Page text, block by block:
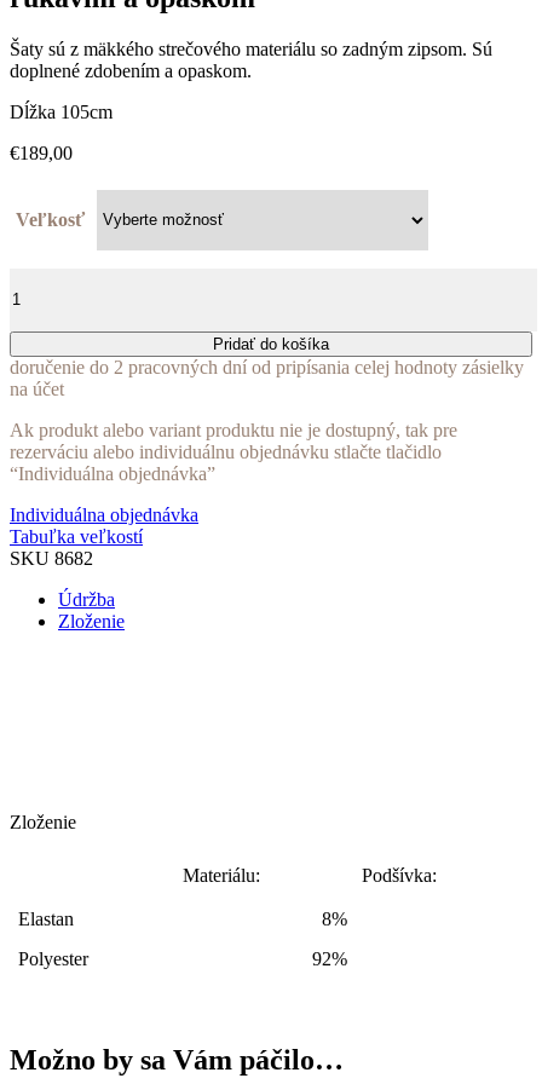
Šaty sú z mäkkého strečového materiálu so zadným zipsom. Sú
doplnené zdobením a opaskom.
Dĺžka 105cm
€189,00
Veľkosť
Šaty
so
šifonovými
a
opaskom
Pridať do košíka
doručenie do 2 pracovných dní od pripísania celej hodnoty zásielky
na účet
Ak produkt alebo variant produktu nie je dostupný, tak pre
rezerváciu alebo individuálnu objednávku stlačte tlačidlo
“Individuálna objednávka”
Individuálna objednávka
Tabuľka veľkostí
SKU 8682
Údržba
Zloženie
Zloženie
Materiálu: Podšívka:
Elastan
8%
Polyester
92%
Možno by sa Vám páčilo…